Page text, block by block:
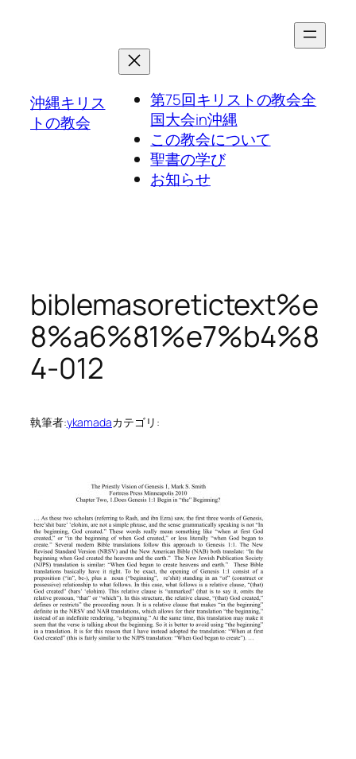
沖縄キリス
トの教会
第75回キリストの教会全
国大会in沖縄
この教会について
聖書の学び
お知らせ
biblemasoretictext%e
8%a6%81%e7%b4%8
4-012
執筆者:ykamadaカテゴリ: